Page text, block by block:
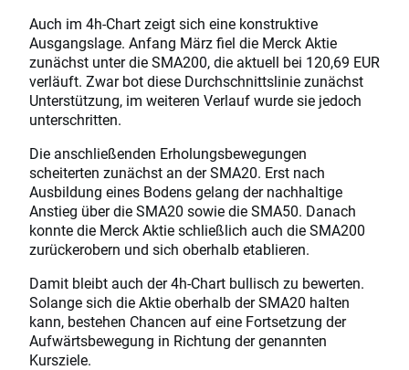
Auch im 4h-Chart zeigt sich eine konstruktive
Ausgangslage. Anfang März fiel die Merck Aktie
zunächst unter die SMA200, die aktuell bei 120,69 EUR
verläuft. Zwar bot diese Durchschnittslinie zunächst
Unterstützung, im weiteren Verlauf wurde sie jedoch
unterschritten.
Die anschließenden Erholungsbewegungen
scheiterten zunächst an der SMA20. Erst nach
Ausbildung eines Bodens gelang der nachhaltige
Anstieg über die SMA20 sowie die SMA50. Danach
konnte die Merck Aktie schließlich auch die SMA200
zurückerobern und sich oberhalb etablieren.
Damit bleibt auch der 4h-Chart bullisch zu bewerten.
Solange sich die Aktie oberhalb der SMA20 halten
kann, bestehen Chancen auf eine Fortsetzung der
Aufwärtsbewegung in Richtung der genannten
Kursziele.